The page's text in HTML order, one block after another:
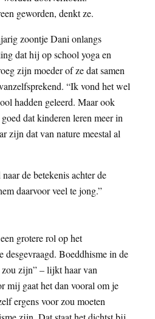
geworden, denkt ze.
zoontje Dani onlangs
dat hij op school yoga en
zijn moeder of ze dat samen
“Ik vond het wel
hadden geleerd. Maar ook
dat kinderen leren meer in
zijn dat van nature meestal al
de betekenis achter de
daarvoor veel te jong.”
grotere rol op het
desgevraagd. Boeddhisme in de
zijn” – lijkt haar van
mij gaat het dan vooral om je
ergens voor zou moeten